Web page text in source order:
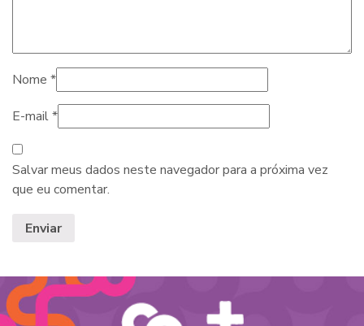
Nome *
E-mail*
Salvar meus dados neste navegador para a próxima vez
que eu comentar.